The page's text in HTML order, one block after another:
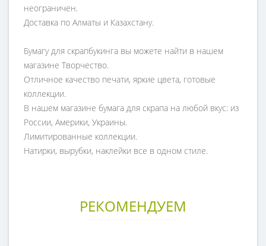
неограничен.
Доставка по Алматы и Казахстану.
Бумагу для скрапбукинга вы можете найти в нашем
магазине Творчество.
Отличное качество печати, яркие цвета, готовые
коллекции.
В нашем магазине бумага для скрапа на любой вкус: из
России, Америки, Украины.
Лимитированные коллекции.
Натирки, вырубки, наклейки все в одном стиле.
РЕКОМЕНДУЕМ